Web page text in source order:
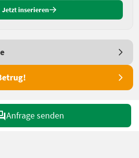
Jetzt inserieren
Anfrage senden